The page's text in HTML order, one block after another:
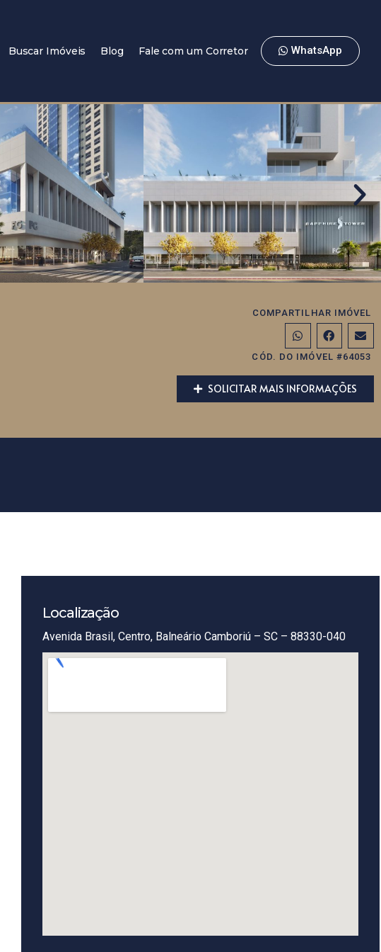
Buscar Imóveis Blog Fale com um Corretor WhatsApp
COMPARTILHAR IMÓVEL
CÓD. DO IMÓVEL #64053
SOLICITAR MAIS INFORMAÇÕES
Localização
Avenida Brasil, Centro, Balneário Camboriú – SC – 88330-040